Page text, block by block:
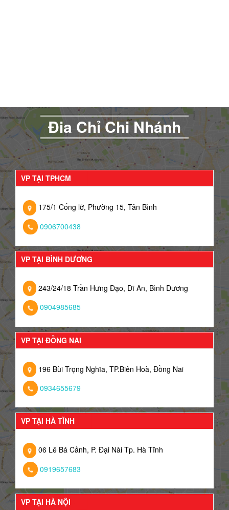
Đia Chỉ Chi Nhánh
VP TẠI TPHCM
175/1 Cống lỡ, Phường 15, Tân Bình
0906700438
VP TẠI BÌNH DƯƠNG
243/24/18 Trần Hưng Đạo, Dĩ An, Bình Dương
0904985685
VP TẠI ĐỒNG NAI
196 Bùi Trọng Nghĩa, TP.Biên Hoà, Đồng Nai
0934655679
VP TẠI HÀ TĨNH
06 Lê Bá Cảnh, P. Đại Nài Tp. Hà Tĩnh
0919657683
VP TẠI HÀ NỘI